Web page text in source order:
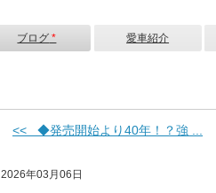
ブログ * 愛車紹介
<< ◆発売開始より40年！？強 ...
2026年03月06日